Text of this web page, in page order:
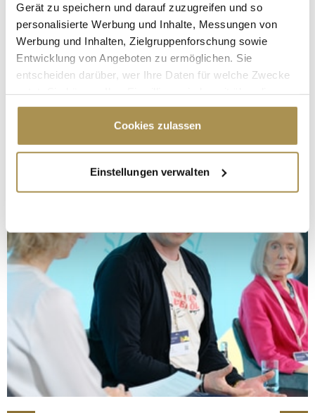
Gerät zu speichern und darauf zuzugreifen und so
personalisierte Werbung und Inhalte, Messungen von
Werbung und Inhalten, Zielgruppenforschung sowie
Entwicklung von Angeboten zu ermöglichen. Sie
entscheiden darüber, wer Ihre Daten für welche Zwecke
Cookie-Erklärung oder durch Klicken auf das Privacy
Trigger Symbol ändern oder widerrufen
Informationen über Ihre geografische Lage
erfassen, welche bis auf einige Meter genau sein
bestimmten Merkmalen (Fingerprinting) identifizieren
Erfahren Sie mehr darüber, wie Ihre persönlichen Daten
verarbeitet werden, und legen Sie Ihre Präferenzen im
Abschnitt Einzelheiten
Wir verwenden Cookies, um Inhalte und Anzeigen zu
personalisieren, Funktionen für soziale Medien anbieten
zu können und die Zugriffe auf unsere Website zu
analysieren. Außerdem geben wir Informationen zu Ihrer
Verwendung unserer Website an unsere Partner für
Cookies zulassen
Einstellungen verwalten